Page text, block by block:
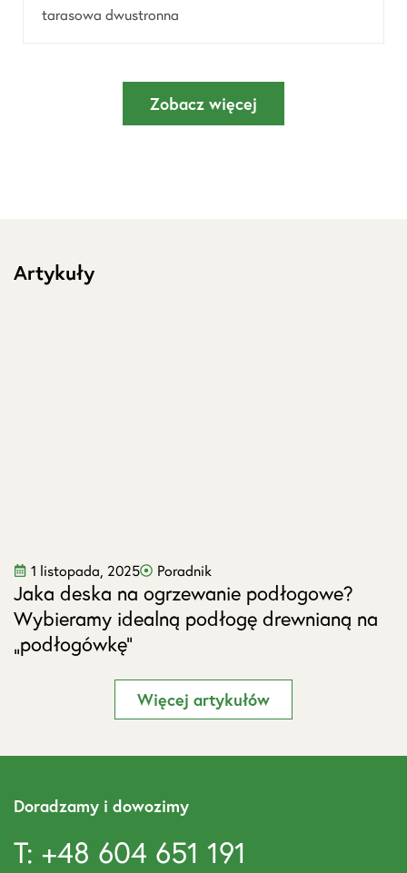
tarasowa dwustronna
Zobacz więcej
Artykuły
1 listopada, 2025 Poradnik
Jaka deska na ogrzewanie podłogowe?
Wybieramy idealną podłogę drewnianą na
„podłogówkę”
Więcej artykułów
Doradzamy i dowozimy
T: +48 604 651 191